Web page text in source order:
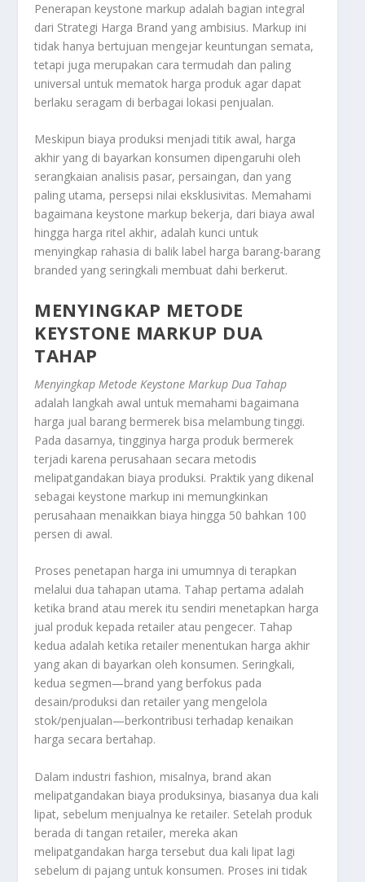
Penerapan keystone markup adalah bagian integral
dari Strategi Harga Brand yang ambisius. Markup ini
tidak hanya bertujuan mengejar keuntungan semata,
tetapi juga merupakan cara termudah dan paling
universal untuk mematok harga produk agar dapat
berlaku seragam di berbagai lokasi penjualan.
Meskipun biaya produksi menjadi titik awal, harga
akhir yang di bayarkan konsumen dipengaruhi oleh
serangkaian analisis pasar, persaingan, dan yang
paling utama, persepsi nilai eksklusivitas. Memahami
bagaimana keystone markup bekerja, dari biaya awal
hingga harga ritel akhir, adalah kunci untuk
menyingkap rahasia di balik label harga barang-barang
branded yang seringkali membuat dahi berkerut.
MENYINGKAP METODE
KEYSTONE MARKUP DUA
TAHAP
Menyingkap Metode Keystone Markup Dua Tahap
adalah langkah awal untuk memahami bagaimana
harga jual barang bermerek bisa melambung tinggi.
Pada dasarnya, tingginya harga produk bermerek
terjadi karena perusahaan secara metodis
melipatgandakan biaya produksi. Praktik yang dikenal
sebagai keystone markup ini memungkinkan
perusahaan menaikkan biaya hingga 50 bahkan 100
persen di awal.
Proses penetapan harga ini umumnya di terapkan
melalui dua tahapan utama. Tahap pertama adalah
ketika brand atau merek itu sendiri menetapkan harga
jual produk kepada retailer atau pengecer. Tahap
kedua adalah ketika retailer menentukan harga akhir
yang akan di bayarkan oleh konsumen. Seringkali,
kedua segmen—brand yang berfokus pada
desain/produksi dan retailer yang mengelola
stok/penjualan—berkontribusi terhadap kenaikan
harga secara bertahap.
Dalam industrifashion, misalnya, brand akan
melipatgandakan biaya produksinya, biasanya dua kali
lipat, sebelum menjualnya ke retailer. Setelah produk
berada di tangan retailer, mereka akan
melipatgandakan harga tersebut dua kali lipat lagi
sebelum di pajang untuk konsumen. Proses ini tidak